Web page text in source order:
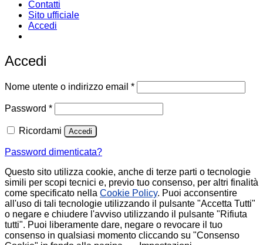
Contatti
Sito ufficiale
Accedi
Accedi
Nome utente o indirizzo email *Richiesto
Password *Richiesto
Ricordami Accedi
Password dimenticata?
Questo sito utilizza cookie, anche di terze parti o tecnologie
simili per scopi tecnici e, previo tuo consenso, per altri finalità
come specificato nella Cookie Policy. Puoi acconsentire
all'uso di tali tecnologie utilizzando il pulsante "Accetta Tutti"
o negare e chiudere l'avviso utilizzando il pulsante "Rifiuta
tutti". Puoi liberamente dare, negare o revocare il tuo
consenso in qualsiasi momento cliccando su "Consenso